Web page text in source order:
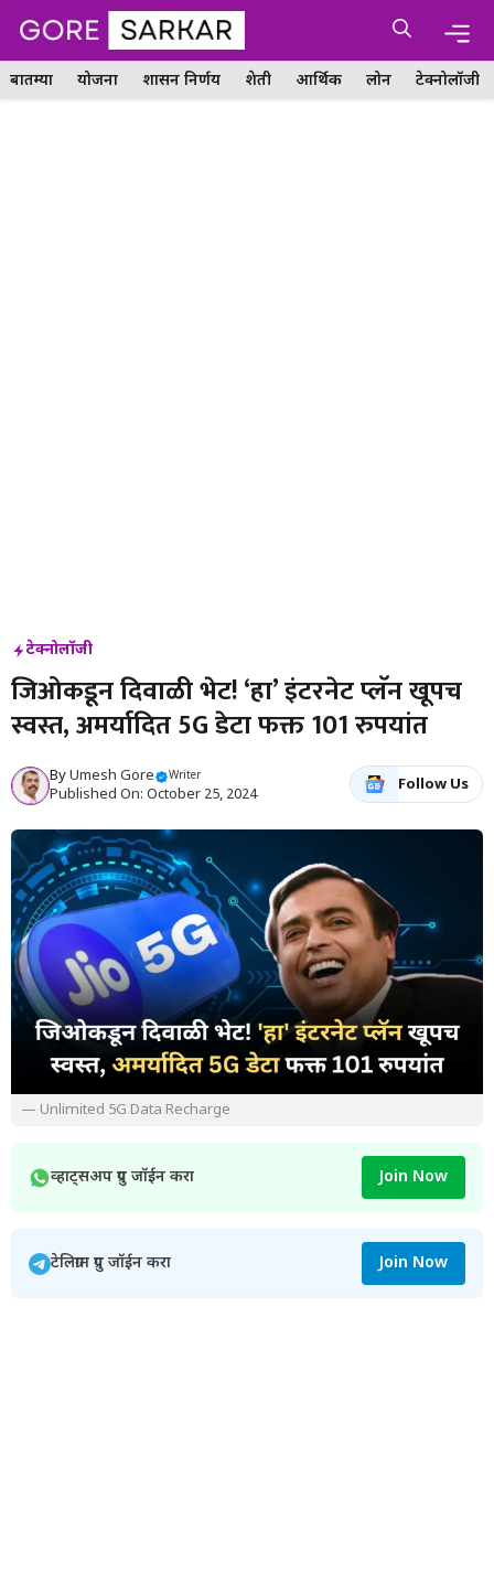
Skip
content
बातम्या योजना शासन निर्णय शेती आर्थिक लोन टेक्नोलॉजी
टेक्नोलॉजी
जिओकडून दिवाळी भेट! ‘हा’ इंटरनेट प्लॅन खूपच
स्वस्त, अमर्यादित 5G डेटा फक्त 101 रुपयांत
ByUmesh Gore Writer
Published On: October 25, 2024
Follow Us
— Unlimited 5G Data Recharge
व्हाट्सअप ग्रुप जॉईन करा Join Now
टेलिग्राम ग्रुप जॉईन करा Join Now